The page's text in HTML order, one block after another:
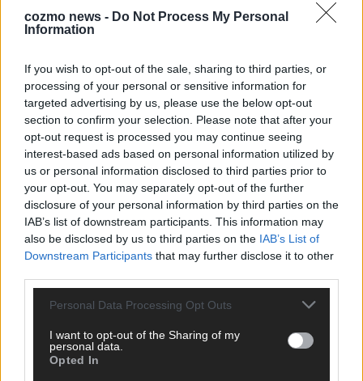
cozmo news - Do Not Process My Personal
Information
If you wish to opt-out of the sale, sharing to third parties, or
processing of your personal or sensitive information for
targeted advertising by us, please use the below opt-out
section to confirm your selection. Please note that after your
opt-out request is processed you may continue seeing
interest-based ads based on personal information utilized by
us or personal information disclosed to third parties prior to
your opt-out. You may separately opt-out of the further
disclosure of your personal information by third parties on the
IAB’s list of downstream participants. This information may
also be disclosed by us to third parties on the IAB’s List of
Downstream Participants that may further disclose it to other
Personal Data Processing Opt Outs
I want to opt-out of the Sharing of my
personal data.
Opted In
Hier schreiben, posten und kuratieren unsere Redakteur alles,
was euch wirklich interessiert! Wir sind das Team hinter den
News, Storys und Videos, die ihr auf FLASH UP seht. Ob
brandheiße Nachrichten, coole Tipps, spannende Hintergründe
oder crazy Trends – wir checken alles für euch, filtern das
Wichtigste raus und bringen’s auf den Punkt.
TOP STORIES
Monaco, Sallys Café, Westernbrauerei – der
Europa-Park 2026 macht vieles neu